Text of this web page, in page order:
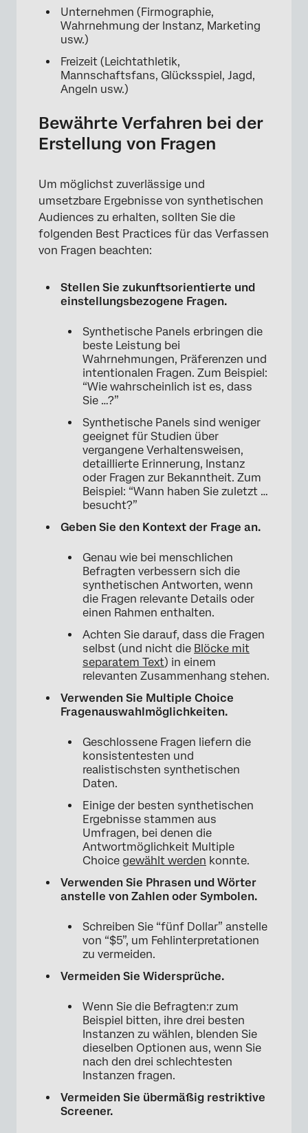
Unternehmen (Firmographie,
Wahrnehmung der Instanz, Marketing
usw.)
Freizeit (Leichtathletik,
Mannschaftsfans, Glücksspiel, Jagd,
Angeln usw.)
Bewährte Verfahren bei der
Erstellung von Fragen
Um möglichst zuverlässige und
umsetzbare Ergebnisse von synthetischen
Audiences zu erhalten, sollten Sie die
folgenden Best Practices für das Verfassen
von Fragen beachten:
Stellen Sie zukunftsorientierte und
einstellungsbezogene Fragen.
Synthetische Panels erbringen die
beste Leistung bei
Wahrnehmungen, Präferenzen und
intentionalen Fragen. Zum Beispiel:
“Wie wahrscheinlich ist es, dass
Sie …?”
Synthetische Panels sind weniger
geeignet für Studien über
vergangene Verhaltensweisen,
detaillierte Erinnerung, Instanz
oder Fragen zur Bekanntheit. Zum
Beispiel: “Wann haben Sie zuletzt …
besucht?”
Geben Sie den Kontext der Frage an.
Genau wie bei menschlichen
Befragten verbessern sich die
synthetischen Antworten, wenn
die Fragen relevante Details oder
einen Rahmen enthalten.
Achten Sie darauf, dass die Fragen
selbst (und nicht die Blöcke mit
separatem Text) in einem
relevanten Zusammenhang stehen.
Verwenden Sie Multiple Choice
Fragenauswahlmöglichkeiten.
Geschlossene Fragen liefern die
konsistentesten und
realistischsten synthetischen
Daten.
Einige der besten synthetischen
Ergebnisse stammen aus
Umfragen, bei denen die
Antwortmöglichkeit Multiple
Choice gewählt werden konnte.
Verwenden Sie Phrasen und Wörter
anstelle von Zahlen oder Symbolen.
Schreiben Sie “fünf Dollar” anstelle
von “$5”, um Fehlinterpretationen
zu vermeiden.
Vermeiden Sie Widersprüche.
Wenn Sie die Befragten:r zum
Beispiel bitten, ihre drei besten
Instanzen zu wählen, blenden Sie
dieselben Optionen aus, wenn Sie
nach den drei schlechtesten
Instanzen fragen.
Vermeiden Sie übermäßig restriktive
Screener.